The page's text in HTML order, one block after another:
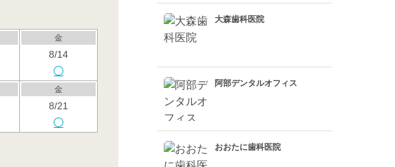
金
8/14
金
8/21
大森歯科医院
阿部デンタルオフィス
おおたに歯科医院